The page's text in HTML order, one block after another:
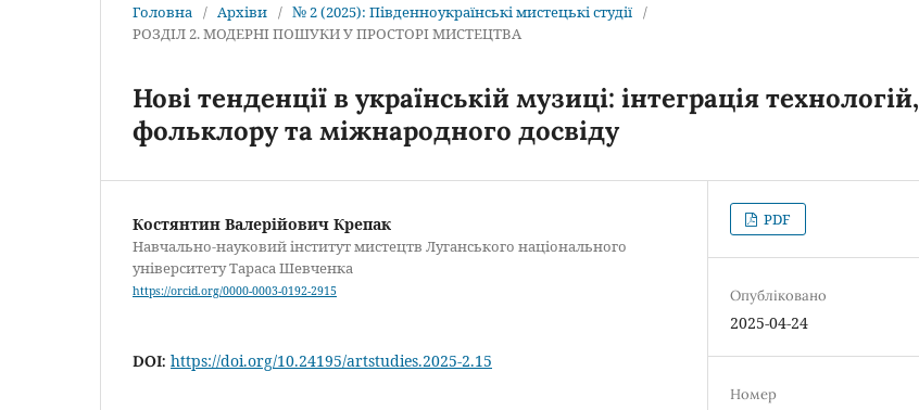
Головна / Архіви / № 2 (2025): Південноукраїнські мистецькі студії /
РОЗДІЛ 2. МОДЕРНІ ПОШУКИ У ПРОСТОРІ МИСТЕЦТВА
Нові тенденції в українській музиці: інтеграція технологій,
фольклору та міжнародного досвіду
Костянтин Валерійович Крепак
Навчально-науковий інститут мистецтв Луганського національного
університету Тараса Шевченка
https://orcid.org/0000-0003-0192-2915
DOI: https://doi.org/10.24195/artstudies.2025-2.15
PDF
Опубліковано
2025-04-24
Номер